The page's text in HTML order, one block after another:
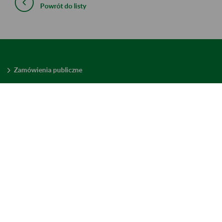
Powrót do listy
Zamówienia publiczne